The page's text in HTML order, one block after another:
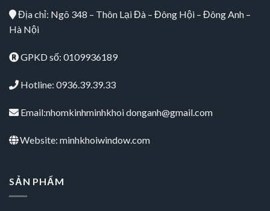
Địa chỉ: Ngõ 348 – Thôn Lại Đà – Đông Hội – Đông Anh –
Hà Nội
GPKD số: 0109936189
Hotline: 0936.39.39.33
Email:nhomkinhminhkhoi donganh@gmail.com
Website: minhkhoiwindow.com
SẢN PHẨM